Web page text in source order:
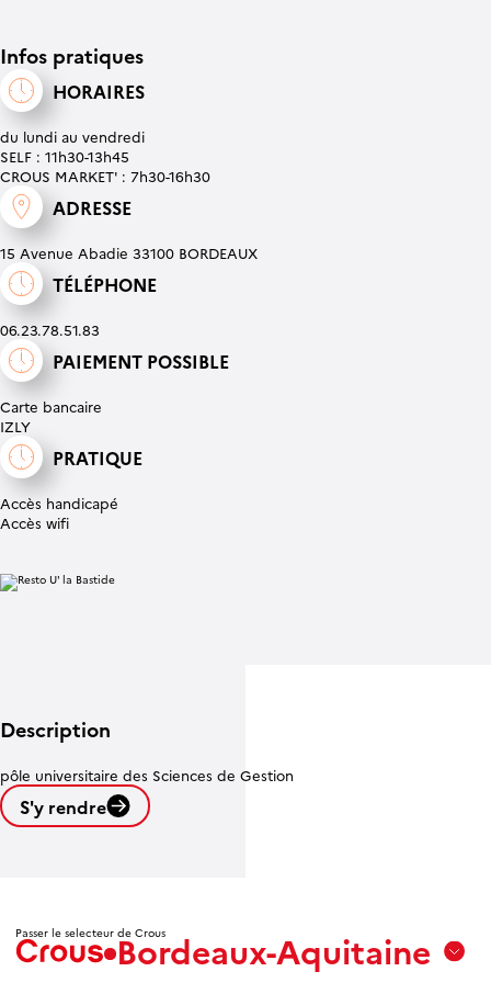
Infos pratiques
HORAIRES
du lundi au vendredi
SELF : 11h30-13h45
CROUS MARKET' : 7h30-16h30
ADRESSE
15 Avenue Abadie 33100 BORDEAUX
TÉLÉPHONE
06.23.78.51.83
PAIEMENT POSSIBLE
Carte bancaire
IZLY
PRATIQUE
Accès handicapé
Accès wifi
Description
pôle universitaire des Sciences de Gestion
S'y rendre
Passer le selecteur de CrousBordeaux-Aquitaine